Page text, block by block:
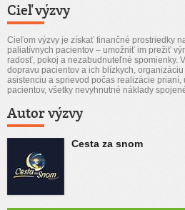
Cieľ výzvy
Cieľom výzvy je získať finančné prostriedky
paliatívnych pacientov – umožniť im prežiť
radosť, pokoj a nezabudnuteľné spomienky.
dopravu pacientov a ich blízkych,
asistenciu a sprievod počas realizácie
pacientov, všetky nevyhnutné náklady
Autor výzvy
Cesta za snom